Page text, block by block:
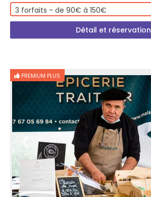
3 forfaits - de 90€ à 150€
Détail et réservation
PREMIUM PLUS